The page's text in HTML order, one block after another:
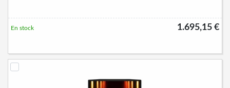
1.695,15 €
En stock